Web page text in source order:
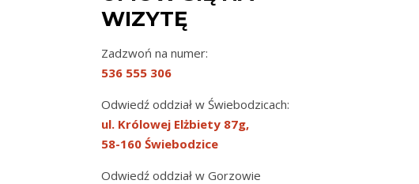
WIZYTĘ
Zadzwoń na numer:
536 555 306
Odwiedź oddział w Świebodzicach:
ul. Królowej Elżbiety 87g,
58-160 Świebodzice
Odwiedź oddział w Gorzowie